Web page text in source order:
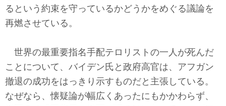
社説
東アジア
東京発
るという約束を守っているかどうかをめぐる議論を
再燃させている。
世界の最重要指名手配テロリストの一人が死んだ
ことについて、バイデン氏と政府高官は、アフガン
撤退の成功をはっきり示すものだと主張している。
なぜなら、懐疑論が幅広くあったにもかかわらず、